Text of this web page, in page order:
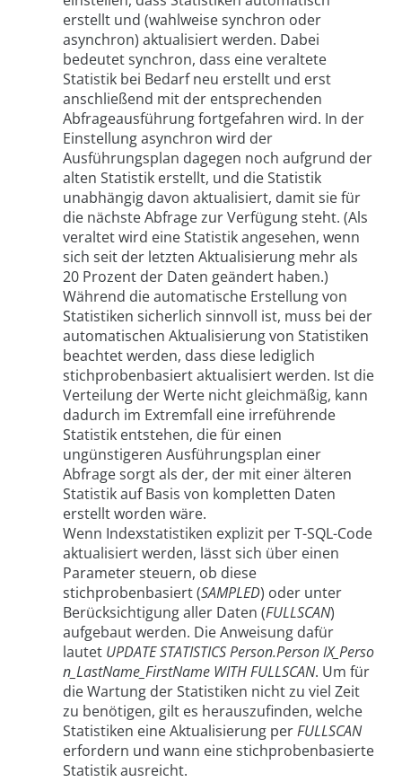
erstellt und (wahlweise synchron oder
asynchron) aktualisiert werden. Dabei
bedeutet synchron, dass eine veraltete
Statistik bei Bedarf neu erstellt und erst
anschließend mit der entsprechenden
Abfrageausführung fortgefahren wird. In der
Einstellung asynchron wird der
Ausführungsplan dagegen noch aufgrund der
alten Statistik erstellt, und die Statistik
unabhängig davon aktualisiert, damit sie für
die nächste Abfrage zur Verfügung steht. (Als
veraltet wird eine Statistik angesehen, wenn
sich seit der letzten Aktualisierung mehr als
20 Prozent der Daten geändert haben.)
Während die automatische Erstellung von
Statistiken sicherlich sinnvoll ist, muss bei der
automatischen Aktualisierung von Statistiken
beachtet werden, dass diese lediglich
stichprobenbasiert aktualisiert werden. Ist die
Verteilung der Werte nicht gleichmäßig, kann
dadurch im Extremfall eine irreführende
Statistik entstehen, die für einen
ungünstigeren Ausführungsplan einer
Abfrage sorgt als der, der mit einer älteren
Statistik auf Basis von kompletten Daten
erstellt worden wäre.
Wenn Indexstatistiken explizit per T-SQL-Code
aktualisiert werden, lässt sich über einen
Parameter steuern, ob diese
stichprobenbasiert (SAMPLED) oder unter
Berücksichtigung aller Daten (FULLSCAN)
aufgebaut werden. Die Anweisung dafür
lautet UPDATE STATISTICS Person.Person IX_Perso
n_LastName_FirstName WITH FULLSCAN. Um für
die Wartung der Statistiken nicht zu viel Zeit
zu benötigen, gilt es herauszufinden, welche
Statistiken eine Aktualisierung perFULLSCAN
erfordern und wann eine stichprobenbasierte
Statistik ausreicht.